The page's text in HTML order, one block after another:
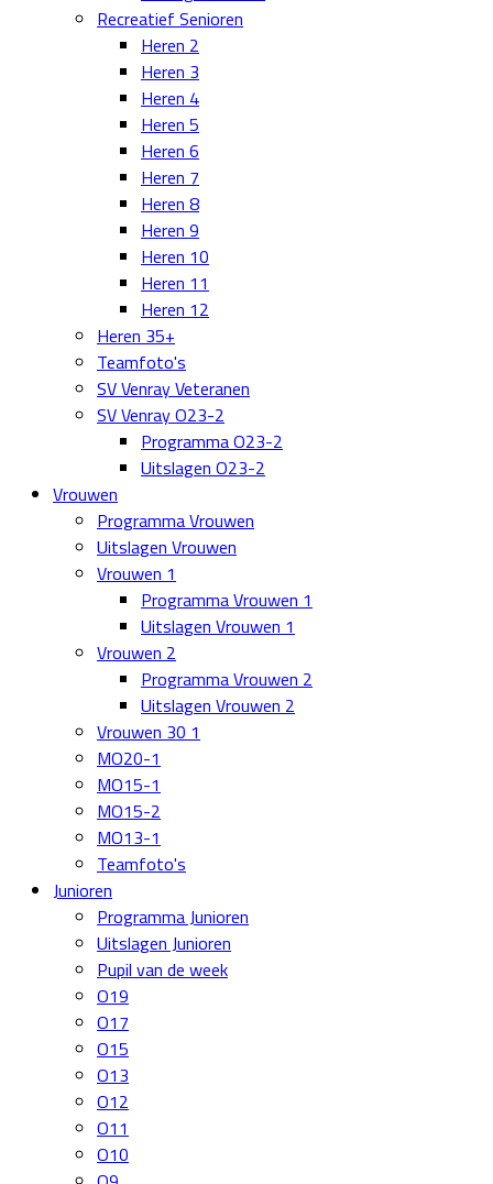
Recreatief Senioren
Heren 2
Heren 3
Heren 4
Heren 5
Heren 6
Heren 7
Heren 8
Heren 9
Heren 10
Heren 11
Heren 12
Heren 35+
Teamfoto's
SV Venray Veteranen
SV Venray O23-2
Programma O23-2
Uitslagen O23-2
Vrouwen
Programma Vrouwen
Uitslagen Vrouwen
Vrouwen 1
Programma Vrouwen 1
Uitslagen Vrouwen 1
Vrouwen 2
Programma Vrouwen 2
Uitslagen Vrouwen 2
Vrouwen 30 1
MO20-1
MO15-1
MO15-2
MO13-1
Teamfoto's
Junioren
Programma Junioren
Uitslagen Junioren
Pupil van de week
O19
O17
O15
O13
O12
O11
O10